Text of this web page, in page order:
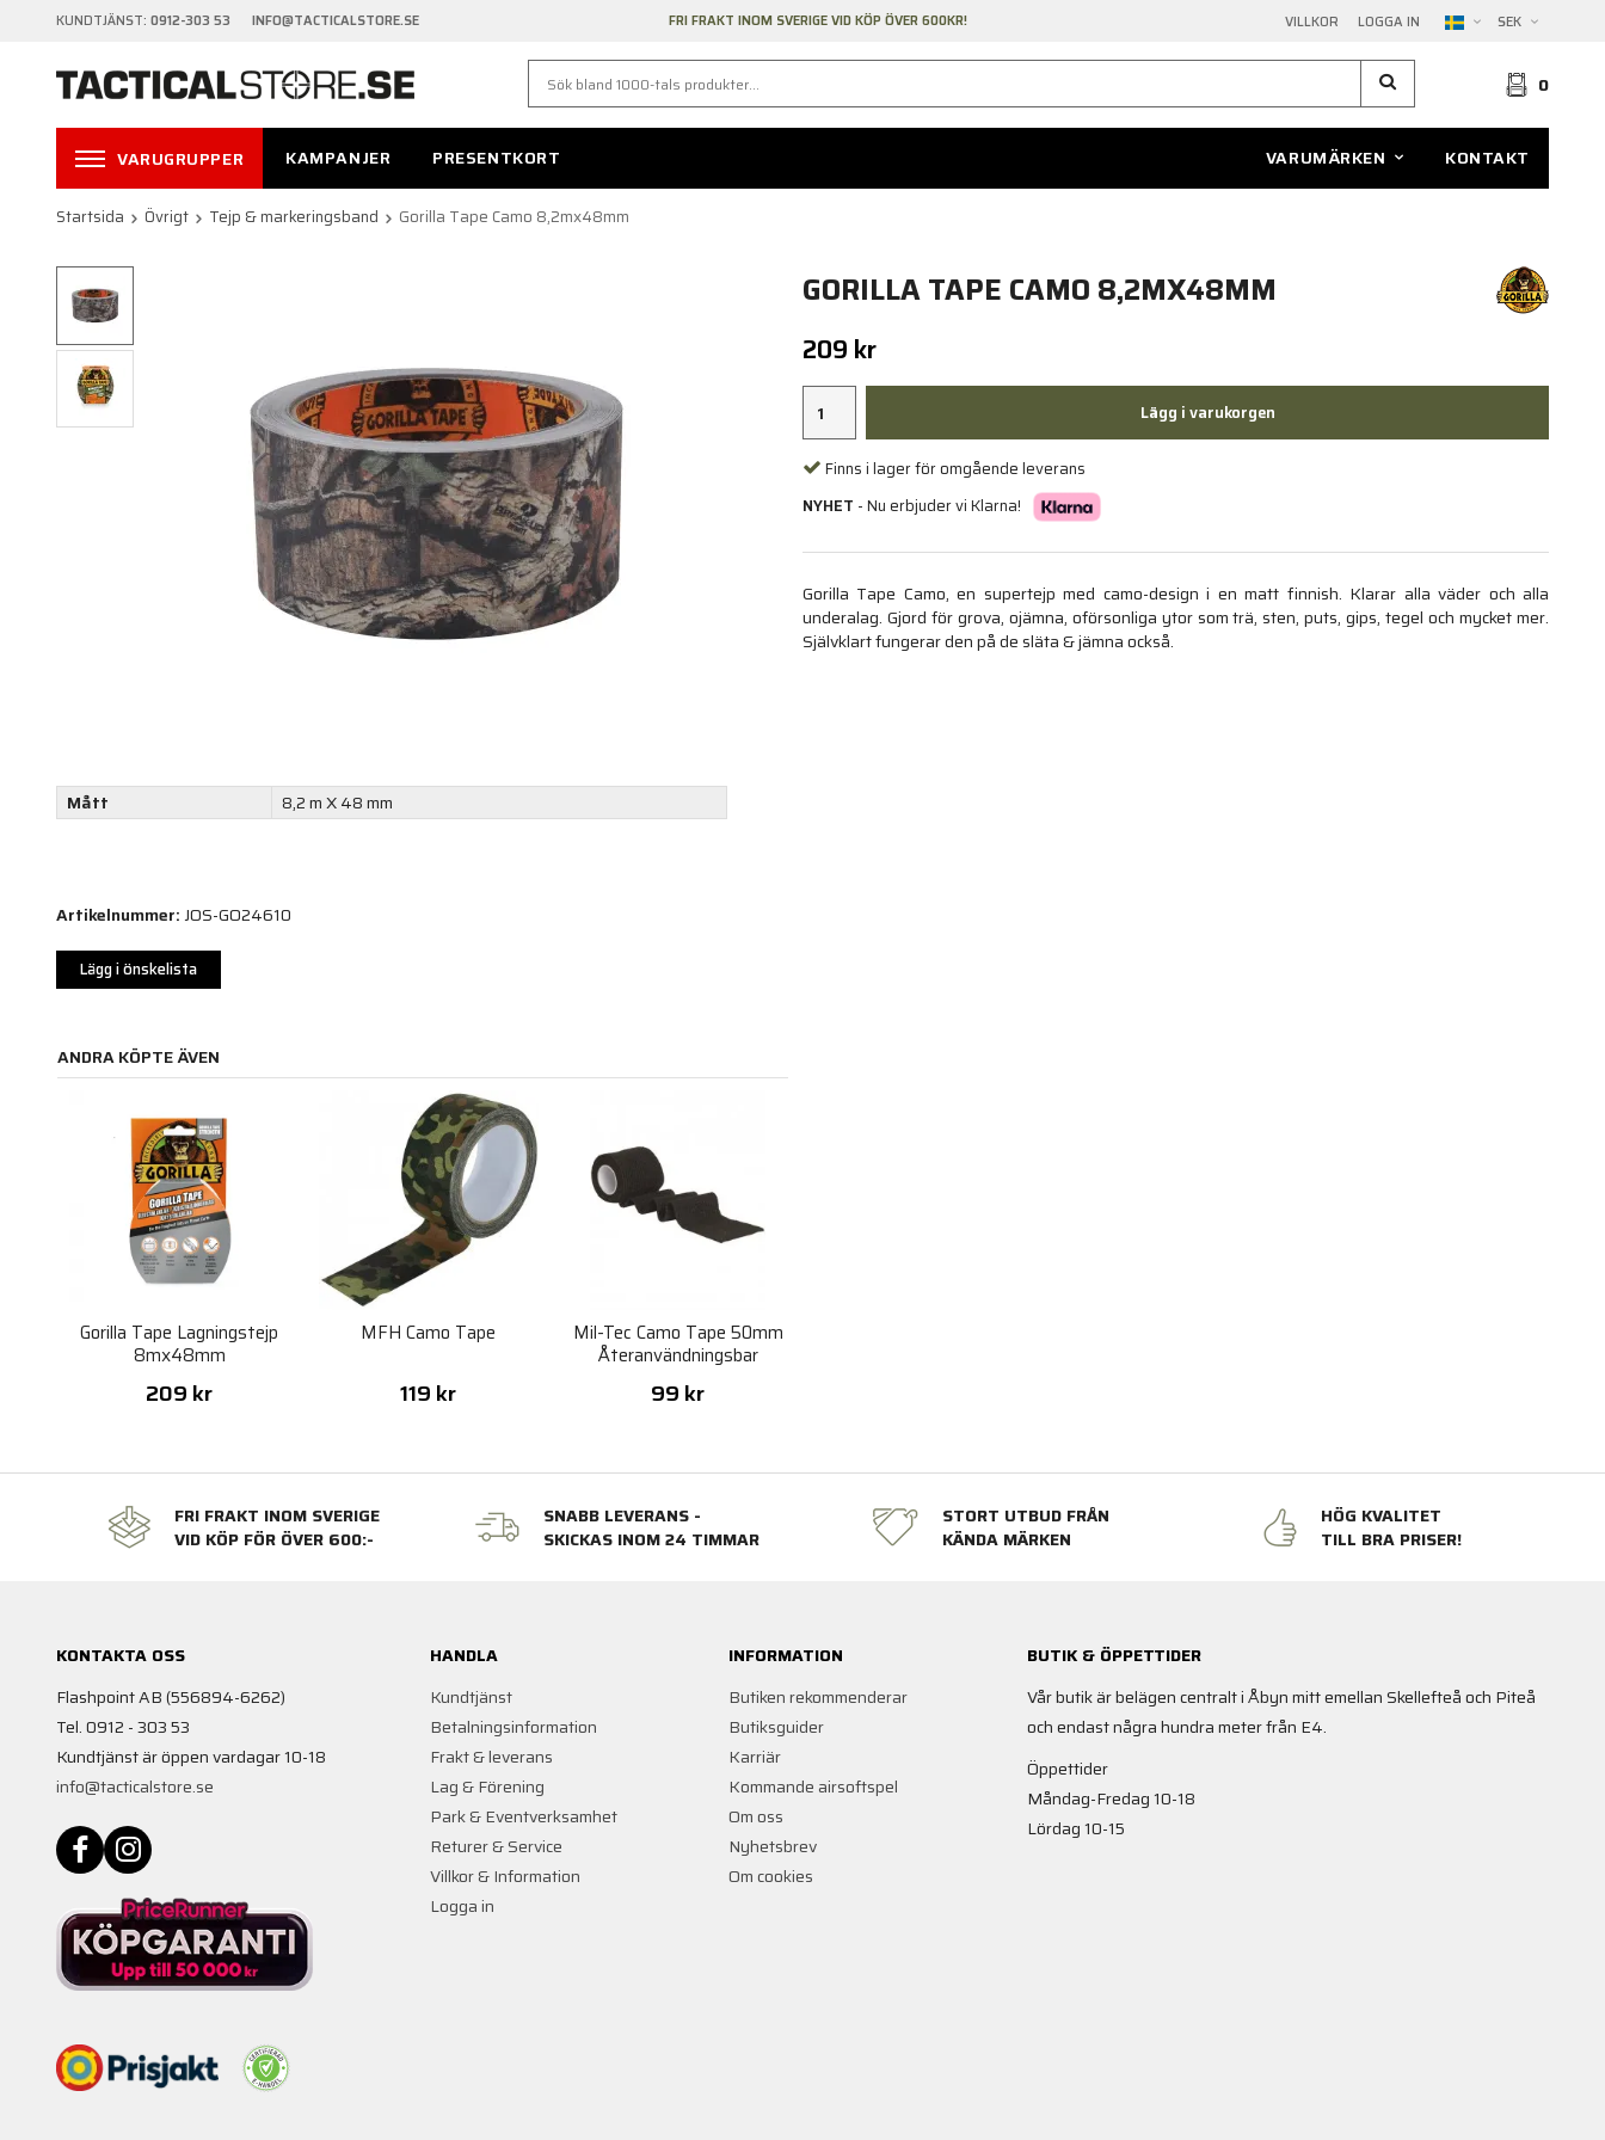
KUNDTJÄNST: 0912-303 53 INFO@TACTICALSTORE.SE VILLKOR LOGGA IN SEK
FRI FRAKT INOM SVERIGE VID KÖP ÖVER 600KR!
0
VARUGRUPPER KAMPANJER PRESENTKORT VARUMÄRKEN KONTAKT
Startsida Övrigt Tejp & markeringsband Gorilla Tape Camo 8,2mx48mm
GORILLA TAPE CAMO 8,2MX48MM
209 kr
Lägg i varukorgen
Finns i lager för omgående leverans
NYHET - Nu erbjuder vi Klarna!
Gorilla Tape Camo, en supertejp med camo-design i en matt finnish. Klarar alla väder och alla
underalag. Gjord för grova, ojämna, oförsonliga ytor som trä, sten, puts, gips, tegel och mycket mer.
Självklart fungerar den på de släta & jämna också.
Mått 8,2 m X 48 mm
Artikelnummer: JOS-GO24610
Lägg i önskelista
ANDRA KÖPTE ÄVEN
Gorilla Tape Lagningstejp
8mx48mm
209 kr
MFH Camo Tape
119 kr
Mil-Tec Camo Tape 50mm
Återanvändningsbar
99 kr
FRI FRAKT INOM SVERIGE
VID KÖP FÖR ÖVER 600:-
SNABB LEVERANS -
SKICKAS INOM 24 TIMMAR
STORT UTBUD FRÅN
KÄNDA MÄRKEN
HÖG KVALITET
TILL BRA PRISER!
KONTAKTA OSS
Flashpoint AB (556894-6262)
Tel. 0912 - 303 53
Kundtjänst är öppen vardagar 10-18
info@tacticalstore.se
HANDLA
Kundtjänst
Betalningsinformation
Frakt & leverans
Lag & Förening
Park & Eventverksamhet
Returer & Service
Villkor & Information
Logga in
INFORMATION
Butiken rekommenderar
Butiksguider
Karriär
Kommande airsoftspel
Om oss
Nyhetsbrev
Om cookies
BUTIK & ÖPPETTIDER
Vår butik är belägen centralt i Åbyn mitt emellan Skellefteå och Piteå
och endast några hundra meter från E4.
Öppettider
Måndag-Fredag 10-18
Lördag 10-15